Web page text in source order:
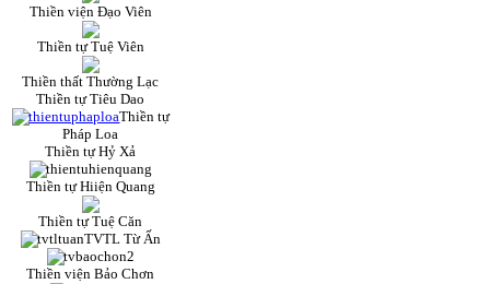
Thiền viện Đạo Viên
Thiền tự Tuệ Viên
Thiền thất Thường Lạc
Thiền tự Tiêu Dao
Thiền tự
Pháp Loa
Thiền tự Hỷ Xả
Thiền tự Hiiện Quang
Thiền tự Tuệ Căn
TVTL Từ Ấn
Thiền viện Bảo Chơn